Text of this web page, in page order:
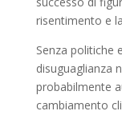
risentimento e
Senza politiche
disuguaglianza
probabilmente
cambiamento